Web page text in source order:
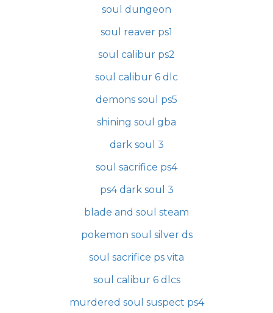
soul dungeon
soul reaver ps1
soul calibur ps2
soul calibur 6 dlc
demons soul ps5
shining soul gba
dark soul 3
soul sacrifice ps4
ps4 dark soul 3
blade and soul steam
pokemon soul silver ds
soul sacrifice ps vita
soul calibur 6 dlcs
murdered soul suspect ps4